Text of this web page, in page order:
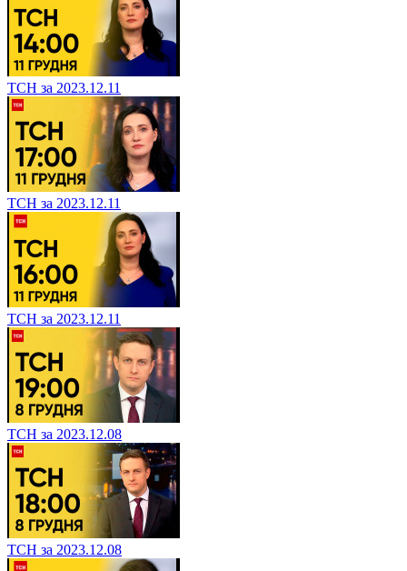
ТСН за 2023.12.11
ТСН за 2023.12.11
ТСН за 2023.12.11
ТСН за 2023.12.08
ТСН за 2023.12.08